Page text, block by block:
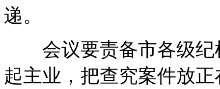
递。
会议要责备市各级纪
起主业，把查究案件放